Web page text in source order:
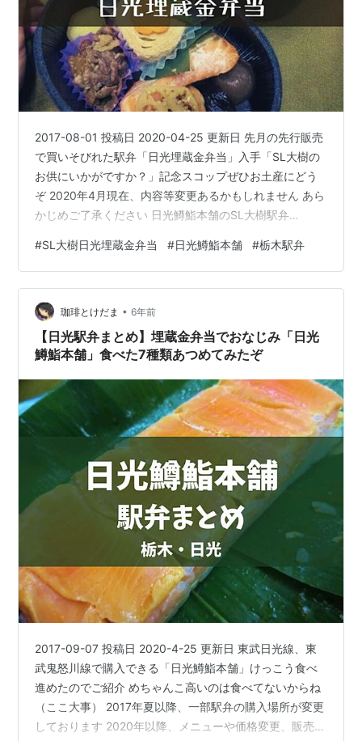
2017-08-01 投稿日 2020-04-25 更新日 先月の先行販売
で買いそびれた駅弁「日光埋蔵金弁当」入手「SL大樹の
お供にいかがですか？」記念スコップぜひお土産にどう
ぞ 2020年4月現在、内容等変更あるかもしれません あら
かじめご了承ください 日光鱒鮨本舗のSL大樹駅弁
れる「埋蔵金弁当」販売している駅弁屋さん 種類がいく
つもありまして、手の届かない埋蔵金弁当から、手の届
く埋蔵金弁当まで SL大樹の埋蔵金弁当は2種類 2017年に
発売したのが今回紹介するもの、プレミアムは2019年2
月に発売したもの 豪華二段弁当…
#SL大樹日光埋蔵金弁当 #日光鱒鮨本舗 #栃木駅弁
珈琲とけだま • 6年前
【日光駅弁まとめ】埋蔵金弁当でおなじみ「日光
鱒鮨本舗」食べた7種類あつめてみたぞ
2017-09-07 投稿日 2020-4-25 更新日 東武日光線、東
武鬼怒川線で購入できる「日光鱒鮨本舗」けっこう食べ
進めたのでご紹介 めちゃんこ高いのは食べてないからね
（ここ大事） 2017年夏以降、一部駅弁の購入場所が変更
しております 2020年以降、メニューや価格変更、販売終